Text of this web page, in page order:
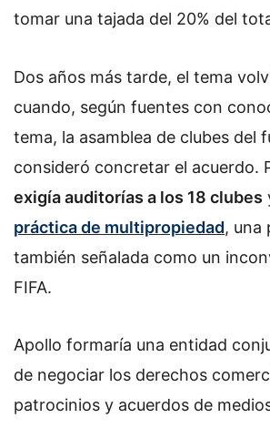
tomar una tajada del 20% del
Dos años más tarde, el tema
cuando, según fuentes con
tema, la asamblea de clubes del
consideró concretar el acuerdo.
exigía auditorías a los 18 clubes
práctica de multipropiedad, una
también señalada como un
FIFA.
Apollo formaría una entidad
de negociar los derechos
patrocinios y acuerdos de